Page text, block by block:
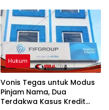
dibebaskan
Hukum
Vonis Tegas untuk Modus
Pinjam Nama, Dua
Terdakwa Kasus Kredit